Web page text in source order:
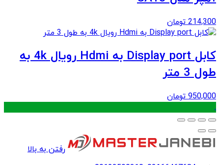
214,300 تومان
کابل Display port به Hdmi رویال 4k به
طول 3 متر
950,000 تومان
.
رفتن به بالا